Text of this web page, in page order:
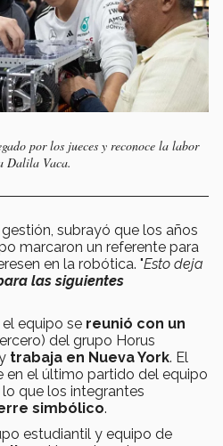
por los jueces y reconoce la labor
Dalila Vaca.
subrayó que los años
marcaron un referente para
en la robótica. "Esto deja
las siguientes
equipo se reunió con un
del grupo Horus
trabaja en Nueva York. El
en el último partido del equipo
lo que los integrantes
simbólico.
estudiantil y equipo de